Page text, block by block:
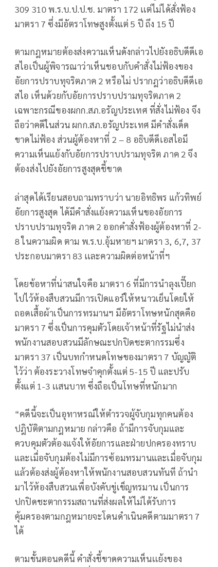
309 310 พ.ร.บ.ป.ป.ช. มาตรา 172 เเต่ไม่ได้สั่งฟ้อง
มาตรา 7 ซึ่งมีอัตราโทษสูงตั้งแต่ 5 ปี ถึง 15 ปี
ตามกฎหมายต้องส่งความเห็นดังกล่าวไปยังอธิบดีดีเอ
สไอเป็นผู้พิจารณาว่าเห็นชอบกับคําสั่งไม่ฟ้องของ
อัยการปราบทุจริตภาค 2 หรือไม่ ปรากฎว่าอธิบดีดีเอ
สไอ เห็นด้วยกับอัยการปราบปรามทุจริตภาค 2
เฉพาะกรณีของผกก.สภ.อรัญประเทศ ที่สั่งไม่ฟ้อง จึง
ถือว่าคดีในส่วน ผกก.สภ.อรัญประเทศ มีคําสั่งเด็ด
ขาดไม่ฟ้อง ส่วนผู้ต้องหาที่ 2 – 8 อธิบดีดีเอสไอมี
ความเห็นแย้งกับอัยการปราบปรามทุจริต ภาค 2 จึง
ต้องส่งไปยังอัยการสูงสุดชี้ขาด
ล่าสุดได้เรียนสอบถามทราบว่า นายอิทธิพร แก้วทิพย์
อัยการสูงสุด ได้มีคําสั่งแย้งความเห็นของอัยการ
ปราบปรามทุจริต ภาค 2 ออกคําสั่งฟ้องผู้ต้องหาที่ 2-
8 ในความผิด ตาม พ.ร.บ.อุ้มหายฯ มาตรา 3, 6,7, 37
ประกอบมาตรา 83 เเละความผิดต่อหน้าที่ฯ
โดยข้อหาที่น่าสนใจคือ มาตรา 6 ที่มีการนำลุงเปี๊ยก
ไปไว้ห้องสืบสวนมีการเปิดแอร์ให้หนาวเย็นโดยให้
ถอดเสื้อผ้าเป็นการทรมานฯ มีอัตราโทษหนักสุดคือ
มาตรา 7 ซึ่งเป็นการคุมตัวโดยเจ้าหน้าที่รัฐไม่นำส่ง
พนักงานสอบสวนมีลักษณะปกปิดชะตากรรมซึ่ง
มาตรา 37 เป็นบทกำหนดโทษของมาตรา 7 บัญญัติ
ไว้ว่า ต้องระวางโทษจำคุกตั้งแต่ 5-15 ปี และปรับ
ตั้งแต่ 1-3 เเสนบาท ซึ่งถือเป็นโทษที่หนักมาก
“คดีนี้จะเป็นอุทาหรณ์ให้ตำรวจผู้จับกุมทุกคนต้อง
ปฎิบัติตามกฎหมาย กล่าวคือ ถ้ามีการจับกุมและ
ควบคุมตัวต้องแจ้งให้อัยการและฝ่ายปกครองทราบ
และเมื่อจับกุมต้องไม่มีการซ้อมทรมานและเมื่อจับกุม
แล้วต้องส่งผู้ต้องหาให้พนักงานสอบสวนทันที ถ้านำ
มาไว้ห้องสืบสวนเพื่อบังคับขู่เข็ญทรมาน เป็นการ
ปกปิดชะตากรรมสถานที่ส่งผลให้ไม่ได้รับการ
คุ้มครองตามกฎหมายจะโดนดำเนินคดีตามมาตรา 7
ได้
ตามขั้นตอนคดีนี้ คำสั่งชี้ขาดความเห็นเเย้งของ